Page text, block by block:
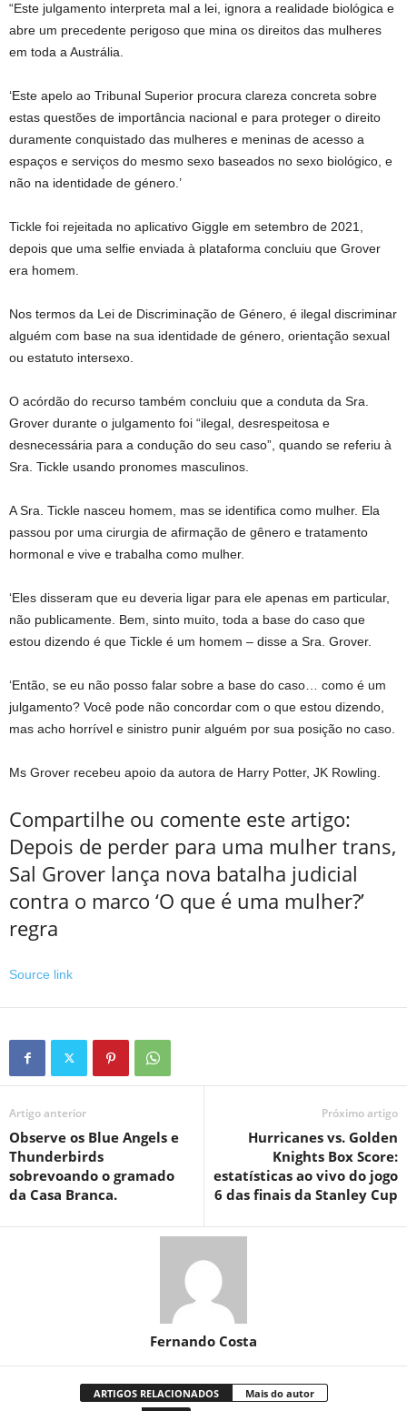
“Este julgamento interpreta mal a lei, ignora a realidade biológica e
abre um precedente perigoso que mina os direitos das mulheres
em toda a Austrália.
‘Este apelo ao Tribunal Superior procura clareza concreta sobre
estas questões de importância nacional e para proteger o direito
duramente conquistado das mulheres e meninas de acesso a
espaços e serviços do mesmo sexo baseados no sexo biológico, e
não na identidade de género.’
Tickle foi rejeitada no aplicativo Giggle em setembro de 2021,
depois que uma selfie enviada à plataforma concluiu que Grover
era homem.
Nos termos da Lei de Discriminação de Género, é ilegal discriminar
alguém com base na sua identidade de género, orientação sexual
ou estatuto intersexo.
O acórdão do recurso também concluiu que a conduta da Sra.
Grover durante o julgamento foi “ilegal, desrespeitosa e
desnecessária para a condução do seu caso”, quando se referiu à
Sra. Tickle usando pronomes masculinos.
A Sra. Tickle nasceu homem, mas se identifica como mulher. Ela
passou por uma cirurgia de afirmação de gênero e tratamento
hormonal e vive e trabalha como mulher.
‘Eles disseram que eu deveria ligar para ele apenas em particular,
não publicamente. Bem, sinto muito, toda a base do caso que
estou dizendo é que Tickle é um homem – disse a Sra. Grover.
‘Então, se eu não posso falar sobre a base do caso… como é um
julgamento? Você pode não concordar com o que estou dizendo,
mas acho horrível e sinistro punir alguém por sua posição no caso.
Ms Grover recebeu apoio da autora de Harry Potter, JK Rowling.
Compartilhe ou comente este artigo:
Depois de perder para uma mulher trans,
Sal Grover lança nova batalha judicial
contra o marco ‘O que é uma mulher?’
regra
Source link
Artigo anterior
Observe os Blue Angels e
Thunderbirds
sobrevoando o gramado
da Casa Branca.
Próximo artigo
Hurricanes vs. Golden
Knights Box Score:
estatísticas ao vivo do jogo
6 das finais da Stanley Cup
Fernando Costa
ARTIGOS RELACIONADOS Mais do autor